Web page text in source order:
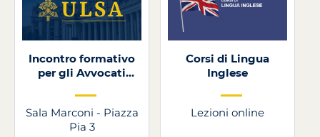
Incontro formativo
per gli Avvocati
l'ULSA
Sala Marconi - Piazza
Pia 3
Corsi di Lingua
Inglese
Lezioni online